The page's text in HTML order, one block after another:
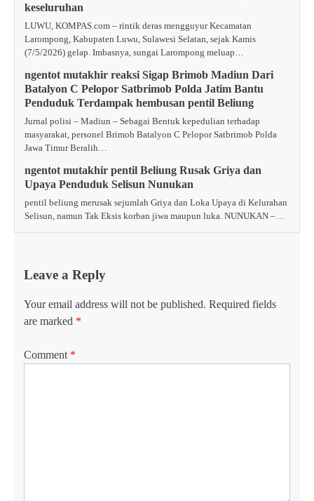
keseluruhan
LUWU, KOMPAS.com – rintik deras mengguyur Kecamatan
Larompong, Kabupaten Luwu, Sulawesi Selatan, sejak Kamis
(7/5/2026) gelap. Imbasnya, sungai Larompong meluap…
ngentot mutakhir reaksi Sigap Brimob Madiun Dari
Batalyon C Pelopor Satbrimob Polda Jatim Bantu
Penduduk Terdampak hembusan pentil Beliung
Jurnal polisi – Madiun – Sebagai Bentuk kepedulian terhadap
masyarakat, personel Brimob Batalyon C Pelopor Satbrimob Polda
Jawa Timur Beralih…
ngentot mutakhir pentil Beliung Rusak Griya dan
Upaya Penduduk Selisun Nunukan
pentil beliung merusak sejumlah Griya dan Loka Upaya di Kelurahan
Selisun, namun Tak Eksis korban jiwa maupun luka. NUNUKAN –…
Leave a Reply
Your email address will not be published. Required fields
are marked *
Comment *